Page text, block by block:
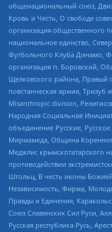
общенациональный союз,
Кровь и Честь, О свободе
организация общественного
национальное единство,
Футбольного Клуба Динамо,
организация п. Боровский,
Щелковского района, Правый
повстанческая армия, Тризуб
Misanthropic division,
Народная Социальная
объединение Русские,
Мирмамеда, Община
Меджлис крымскотатарского
противодействии
Штольц, В честь иконы
Независимость, Фирма,
Правды и Единения,
Союз Славянских Сил Руси,
Русская республика Русь,